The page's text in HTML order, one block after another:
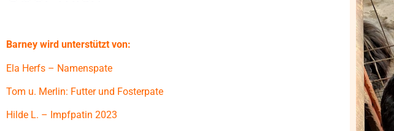
Barney wird unterstützt von:
Ela Herfs – Namenspate
Tom u. Merlin: Futter und Fosterpate
Hilde L. – Impfpatin 2023